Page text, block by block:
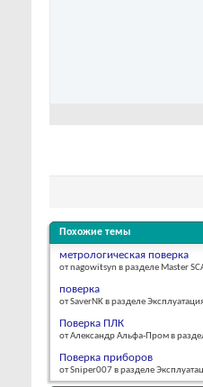
Похожие темы
метрологическая поверка
от nagowitsyn в разделе Master
поверка
от SaverNK в разделе
Поверка ПЛК
от Александр Альфа-Пром в
Поверка приборов
от Sniper007 в разделе